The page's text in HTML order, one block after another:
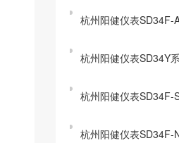
杭州阳健仪表SD34F-An水中苯胺在
杭州阳健仪表SD34Y系
杭州阳健仪表SD34F-SiO3水中硅/硅酸盐
杭州阳健仪表SD34F-Na水